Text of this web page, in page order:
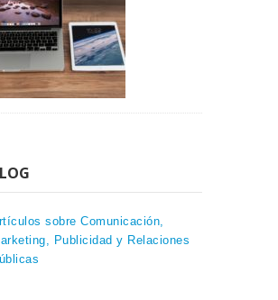
sobre Comunicación,
Publicidad y Relaciones